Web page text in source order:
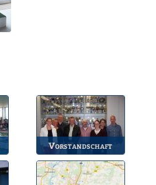
Vorstandschaft
Unsere amtierende
Vorstandschaft.